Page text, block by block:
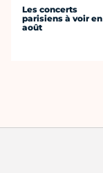
Les concerts
parisiens à voir en
août